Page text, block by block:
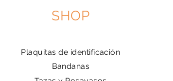
SHOP
Plaquitas de identificación
Bandanas